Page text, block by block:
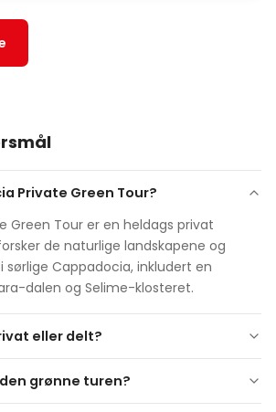
Private Green Tour?
Green Tour er en heldags privat
de naturlige landskapene og
sørlige Cappadocia, inkludert en
dalen og Selime-klosteret.
eller delt?
grønne turen?